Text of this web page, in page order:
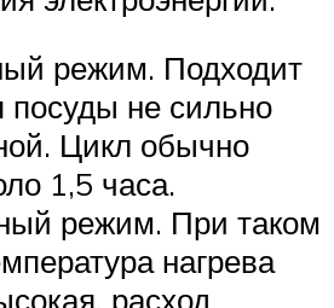
режим. Подходит
не сильно
Цикл обычно
1,5 часа.
режим. При таком
нагрева
расход